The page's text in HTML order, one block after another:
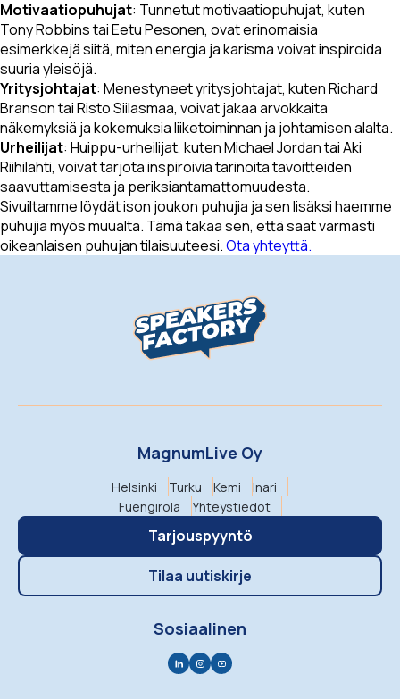
Motivaatiopuhujat: Tunnetut motivaatiopuhujat, kuten
Tony Robbins tai Eetu Pesonen, ovat erinomaisia
esimerkkejä siitä, miten energia ja karisma voivat inspiroida
suuria yleisöjä.
Yritysjohtajat: Menestyneet yritysjohtajat, kuten Richard
Branson tai Risto Siilasmaa, voivat jakaa arvokkaita
näkemyksiä ja kokemuksia liiketoiminnan ja johtamisen alalta.
Urheilijat: Huippu-urheilijat, kuten Michael Jordan tai Aki
Riihilahti, voivat tarjota inspiroivia tarinoita tavoitteiden
saavuttamisesta ja periksiantamattomuudesta.
Sivuiltamme löydät ison joukon puhujia ja sen lisäksi haemme
puhujia myös muualta. Tämä takaa sen, että saat varmasti
oikeanlaisen puhujan tilaisuuteesi.Ota yhteyttä.
MagnumLive Oy
Helsinki Turku Kemi
Inari
Fuengirola
Yhteystiedot
Tarjouspyyntö
Tilaa uutiskirje
Sosiaalinen